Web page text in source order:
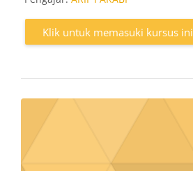
Klik untuk memasuki kursus ini